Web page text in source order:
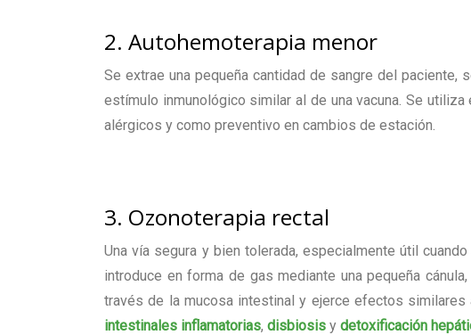
2. Autohemoterapia menor
Se extrae una pequeña cantidad de sangre del paciente,
estímulo inmunológico similar al de una vacuna. Se utiliza
alérgicos y como preventivo en cambios de estación.
3. Ozonoterapia rectal
Una vía segura y bien tolerada, especialmente útil
introduce en forma de gas mediante una pequeña
través de la mucosa intestinal y ejerce efectos similares
intestinales inflamatorias, disbiosis y detoxificación